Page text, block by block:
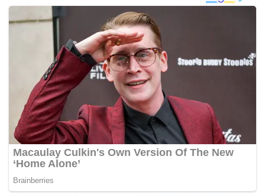
Thunder, game pertama berlangsung Selasa
(6/5/2025).(*)